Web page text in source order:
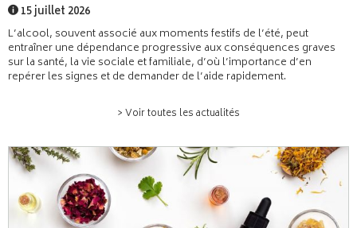
15 juillet 2026
L’alcool, souvent associé aux moments festifs de l’été, peut
entraîner une dépendance progressive aux conséquences graves
sur la santé, la vie sociale et familiale, d’où l’importance d’en
repérer les signes et de demander de l’aide rapidement.
> Voir toutes les actualités